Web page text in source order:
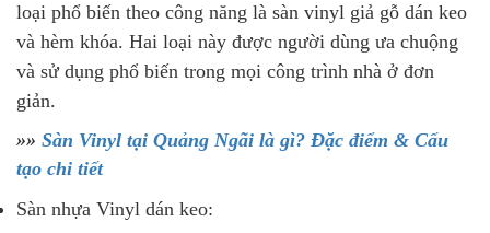
loại phổ biến theo công năng là sàn vinyl giả gỗ dán keo
và hèm khóa. Hai loại này được người dùng ưa chuộng
và sử dụng phổ biến trong mọi công trình nhà ở đơn
giản.
»» Sàn Vinyl tại Quảng Ngãi là gì? Đặc điểm & Cấu
tạo chi tiết
Sàn nhựa Vinyl dán keo: